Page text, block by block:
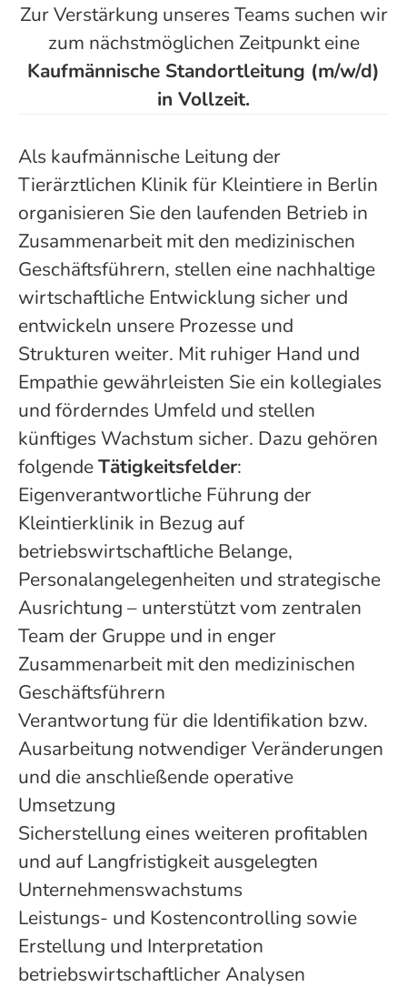
Zur Verstärkung unseres Teams suchen wir
zum nächstmöglichen Zeitpunkt eine
Kaufmännische Standortleitung (m/w/d)
in Vollzeit.
Als kaufmännische Leitung der
Tierärztlichen Klinik für Kleintiere in Berlin
organisieren Sie den laufenden Betrieb in
Zusammenarbeit mit den medizinischen
Geschäftsführern, stellen eine nachhaltige
wirtschaftliche Entwicklung sicher und
entwickeln unsere Prozesse und
Strukturen weiter. Mit ruhiger Hand und
Empathie gewährleisten Sie ein kollegiales
und förderndes Umfeld und stellen
künftiges Wachstum sicher. Dazu gehören
folgendeTätigkeitsfelder:
Eigenverantwortliche Führung der
Kleintierklinik in Bezug auf
betriebswirtschaftliche Belange,
Personalangelegenheiten und strategische
Ausrichtung – unterstützt vom zentralen
Team der Gruppe und in enger
Zusammenarbeit mit den medizinischen
Geschäftsführern
Verantwortung für die Identifikation bzw.
Ausarbeitung notwendiger Veränderungen
und die anschließende operative
Umsetzung
Sicherstellung eines weiteren profitablen
und auf Langfristigkeit ausgelegten
Unternehmenswachstums
Leistungs- und Kostencontrolling sowie
Erstellung und Interpretation
betriebswirtschaftlicher Analysen